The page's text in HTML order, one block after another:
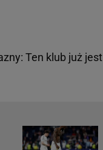
Ten klub już jest